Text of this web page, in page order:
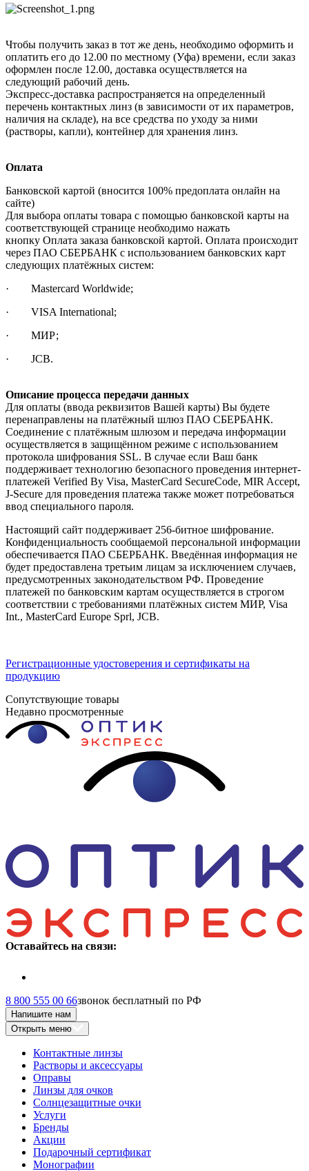
Чтобы получить заказ в тот же день, необходимо оформить и
оплатить его до 12.00 по местному (Уфа) времени, если заказ
оформлен после 12.00, доставка осуществляется на
следующий рабочий день.
Экспресс-доставка распространяется на определенный
перечень контактных линз (в зависимости от их параметров,
наличия на складе), на все средства по уходу за ними
(растворы, капли), контейнер для хранения линз.
Оплата
Банковской картой (вносится 100% предоплата онлайн на
сайте)
Для выбора оплаты товара с помощью банковской карты на
соответствующей странице необходимо нажать
кнопку Оплата заказа банковской картой. Оплата происходит
через ПАО СБЕРБАНК с использованием банковских карт
следующих платёжных систем:
· Mastercard Worldwide;
· VISA International;
· МИР;
· JCB.
Описание процесса передачи данных
Для оплаты (ввода реквизитов Вашей карты) Вы будете
перенаправлены на платёжный шлюз ПАО СБЕРБАНК.
Соединение с платёжным шлюзом и передача информации
осуществляется в защищённом режиме с использованием
протокола шифрования SSL. В случае если Ваш банк
поддерживает технологию безопасного проведения интернет-
платежей Verified By Visa, MasterCard SecureCode, MIR Accept,
J-Secure для проведения платежа также может потребоваться
ввод специального пароля.
Настоящий сайт поддерживает 256-битное шифрование.
Конфиденциальность сообщаемой персональной информации
обеспечивается ПАО СБЕРБАНК. Введённая информация не
будет предоставлена третьим лицам за исключением случаев,
предусмотренных законодательством РФ. Проведение
платежей по банковским картам осуществляется в строгом
соответствии с требованиями платёжных систем МИР, Visa
Int., MasterCard Europe Sprl, JCB.
Регистрационные удостоверения и сертификаты на
продукцию
Сопутствующие товары
Недавно просмотренные
Оставайтесь на связи:
8 800 555 00 66звонок бесплатный по РФ
Напишите нам
Открыть меню
Контактные линзы
Растворы и аксессуары
Оправы
Линзы для очков
Солнцезащитные очки
Услуги
Бренды
Акции
Подарочный сертификат
Монографии